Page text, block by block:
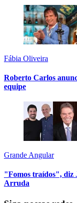
Fábia Oliveira
Roberto Carlos
equipe
Grande Angular
"Fomos traídos", diz
Arruda